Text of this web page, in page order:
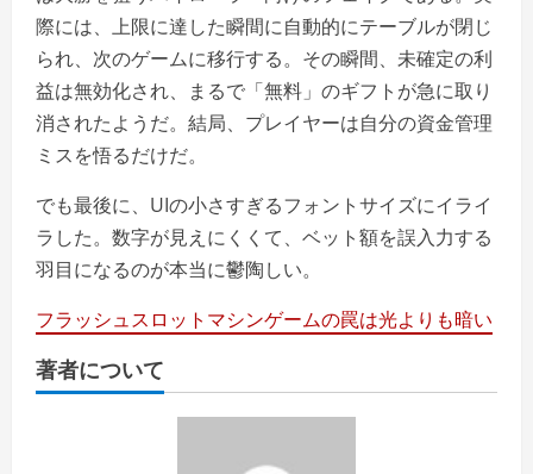
際には、上限に達した瞬間に自動的にテーブルが閉じ
られ、次のゲームに移行する。その瞬間、未確定の利
益は無効化され、まるで「無料」のギフトが急に取り
消されたようだ。結局、プレイヤーは自分の資金管理
ミスを悟るだけだ。
でも最後に、UIの小さすぎるフォントサイズにイライ
ラした。数字が見えにくくて、ベット額を誤入力する
羽目になるのが本当に鬱陶しい。
フラッシュスロットマシンゲームの罠は光よりも暗い
著者について